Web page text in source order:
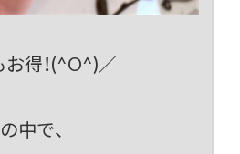
得！(^O^)／
中で、